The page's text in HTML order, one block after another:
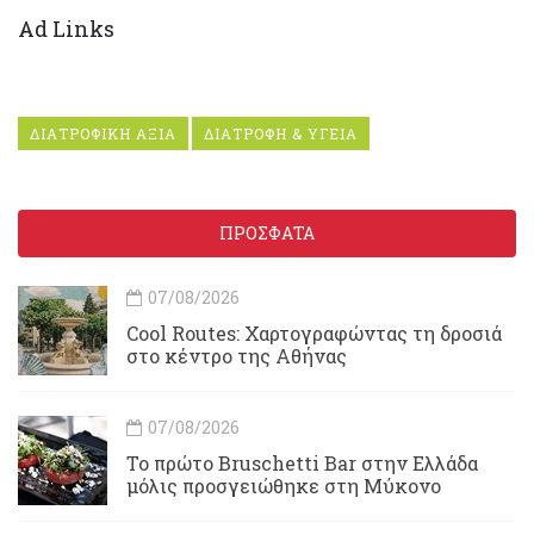
Ad Links
ΔΙΑΤΡΟΦΙΚΗ ΑΞΙΑ ΔΙΑΤΡΟΦΗ & ΥΓΕΙΑ
ΠΡΟΣΦΑΤΑ
07/08/2026
Cool Routes: Χαρτογραφώντας τη δροσιά
στο κέντρο της Αθήνας
07/08/2026
Το πρώτο Bruschetti Bar στην Ελλάδα
μόλις προσγειώθηκε στη Μύκονο